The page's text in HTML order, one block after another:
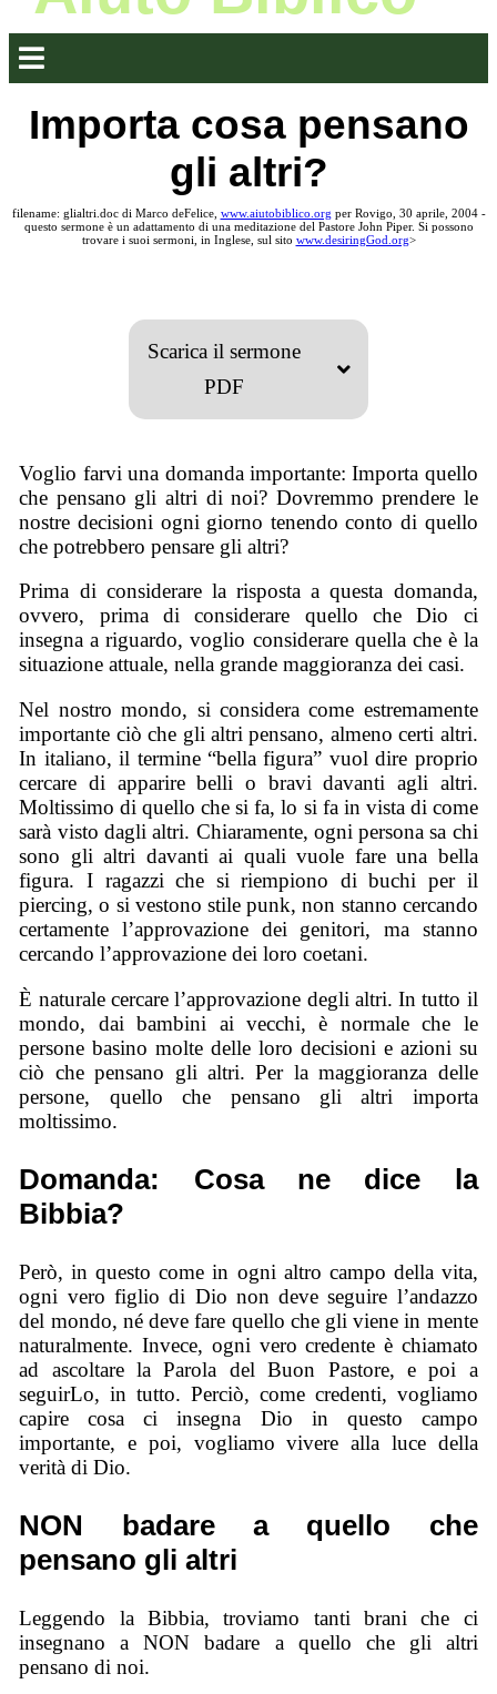
Importa cosa pensano
gli altri?
filename: glialtri.doc di Marco deFelice, www.aiutobiblico.org per Rovigo, 30 aprile, 2004 -
questo sermone è un adattamento di una meditazione del Pastore John Piper. Si possono
trovare i suoi sermoni, in Inglese, sul sito www.desiringGod.org>
Scarica il sermone
PDF
Voglio farvi una domanda importante: Importa quello
che pensano gli altri di noi? Dovremmo prendere le
nostre decisioni ogni giorno tenendo conto di quello
che potrebbero pensare gli altri?
Prima di considerare la risposta a questa domanda,
ovvero, prima di considerare quello che Dio ci
insegna a riguardo, voglio considerare quella che è la
situazione attuale, nella grande maggioranza dei casi.
Nel nostro mondo, si considera come estremamente
importante ciò che gli altri pensano, almeno certi altri.
In italiano, il termine “bella figura” vuol dire proprio
cercare di apparire belli o bravi davanti agli altri.
Moltissimo di quello che si fa, lo si fa in vista di come
sarà visto dagli altri. Chiaramente, ogni persona sa chi
sono gli altri davanti ai quali vuole fare una bella
figura. I ragazzi che si riempiono di buchi per il
piercing, o si vestono stile punk, non stanno cercando
certamente l’approvazione dei genitori, ma stanno
cercando l’approvazione dei loro coetani.
È naturale cercare l’approvazione degli altri. In tutto il
mondo, dai bambini ai vecchi, è normale che le
persone basino molte delle loro decisioni e azioni su
ciò che pensano gli altri. Per la maggioranza delle
persone, quello che pensano gli altri importa
moltissimo.
Domanda: Cosa ne dice la
Bibbia?
Però, in questo come in ogni altro campo della vita,
ogni vero figlio di Dio non deve seguire l’andazzo
del mondo, né deve fare quello che gli viene in mente
naturalmente. Invece, ogni vero credente è chiamato
ad ascoltare la Parola del Buon Pastore, e poi a
seguirLo, in tutto. Perciò, come credenti, vogliamo
capire cosa ci insegna Dio in questo campo
importante, e poi, vogliamo vivere alla luce della
verità di Dio.
NON badare a quello che
pensano gli altri
Leggendo la Bibbia, troviamo tanti brani che ci
insegnano a NON badare a quello che gli altri
pensano di noi.